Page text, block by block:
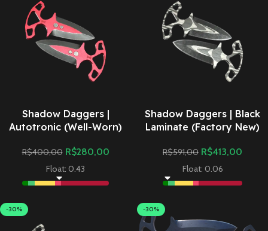
Shadow Daggers |
Autotronic (Well-Worn)
R$400,00 R$280,00
Float: 0.43
Shadow Daggers | Black
Laminate (Factory New)
R$591,00 R$413,00
Float: 0.06
-30% -30%